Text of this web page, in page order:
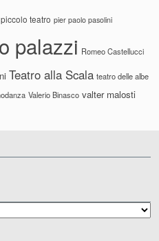
piccolo teatro pier paolo pasolini
palazzi Romeo Castellucci
Teatro alla Scala teatro delle albe
Valerio Binasco valter malosti